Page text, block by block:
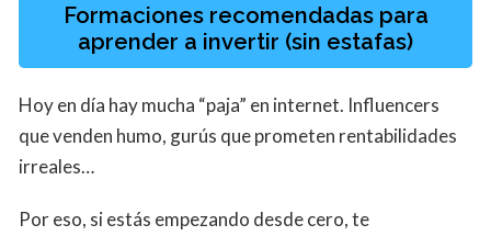
Formaciones recomendadas para
aprender a invertir (sin estafas)
Hoy en día hay mucha “paja” en internet. Influencers
que venden humo, gurús que prometen rentabilidades
irreales…
Por eso, si estás empezando desde cero, te